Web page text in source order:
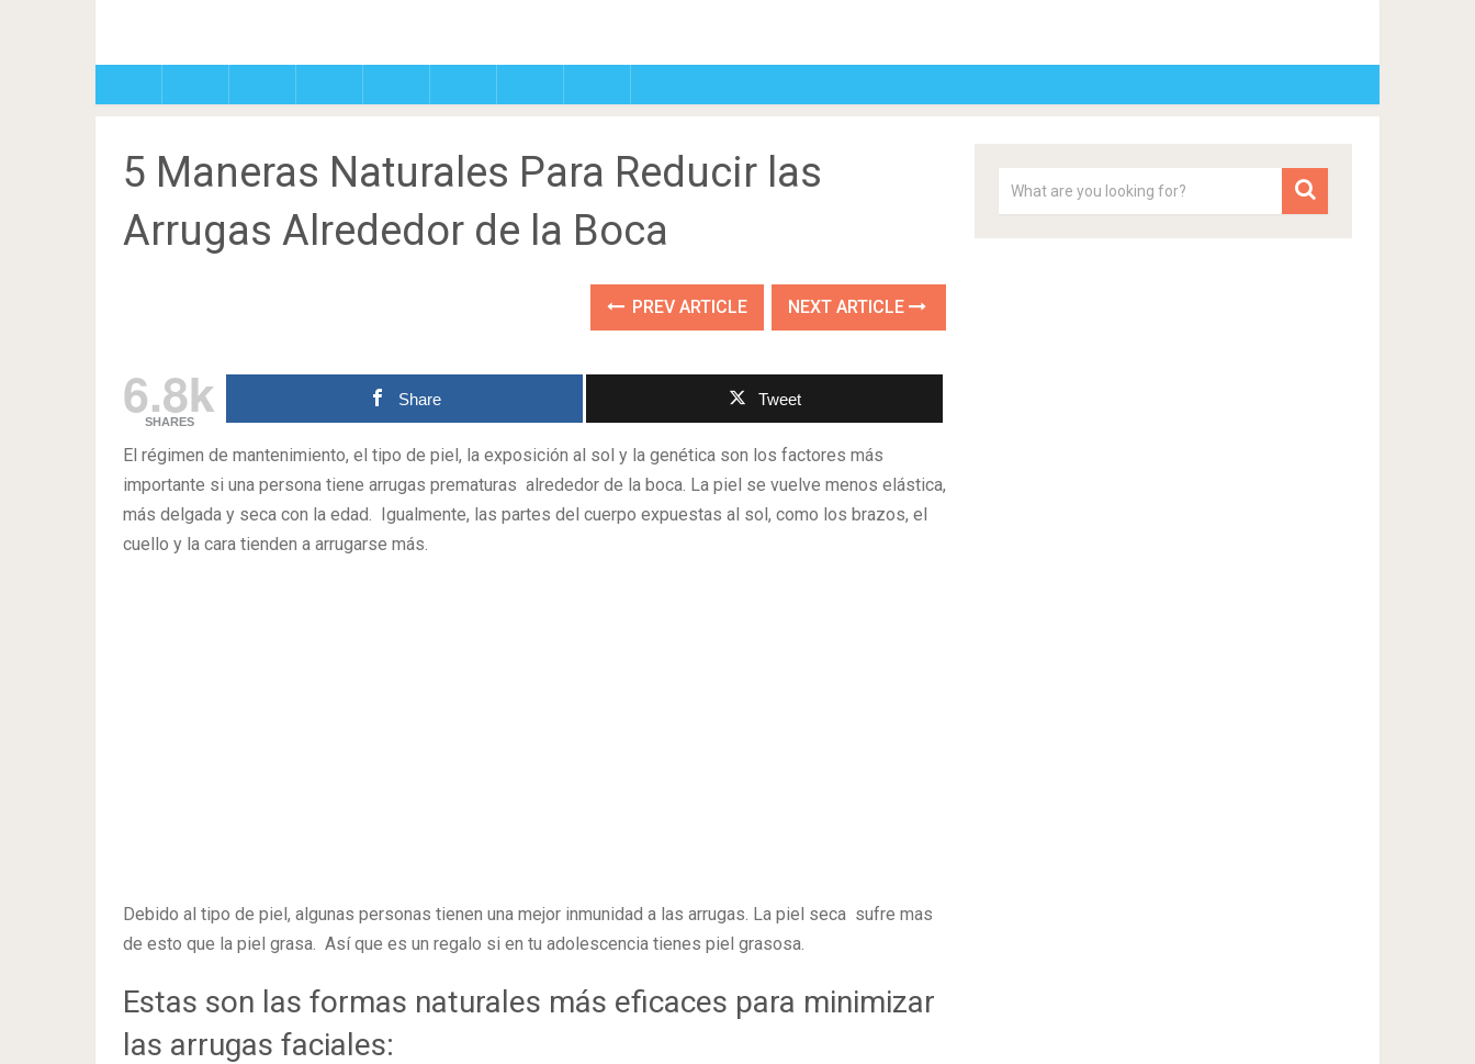
5 Maneras Naturales Para Reducir las
Arrugas Alrededor de la Boca
PREV ARTICLE NEXT ARTICLE
6.8k
SHARES
Share Tweet
El régimen de mantenimiento, el tipo de piel, la exposición al sol y la genética son los factores más
importante si una persona tiene arrugas prematuras alrededor de la boca. La piel se vuelve menos elástica,
más delgada y seca con la edad. Igualmente, las partes del cuerpo expuestas al sol, como los brazos, el
cuello y la cara tienden a arrugarse más.
Debido al tipo de piel, algunas personas tienen una mejor inmunidad a las arrugas. La piel seca sufre mas
de esto que la piel grasa. Así que es un regalo si en tu adolescencia tienes piel grasosa.
Estas son las formas naturales más eficaces para minimizar
las arrugas faciales: